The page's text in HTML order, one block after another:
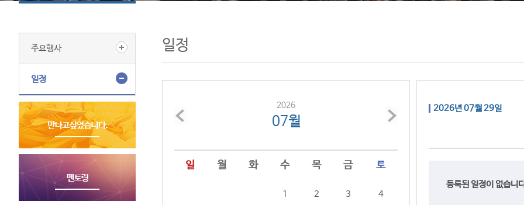
주요행사
일정
일정
2026
07월
일 월 화 수 목 금 토
1 2 3 4
2026년 07월 29일
등록된 일정이 없습니